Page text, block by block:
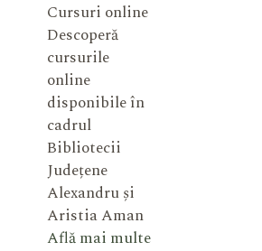
Cursuri online
Descoperă
cursurile
online
disponibile în
cadrul
Bibliotecii
Județene
Alexandru și
Aristia Aman
Află mai multe